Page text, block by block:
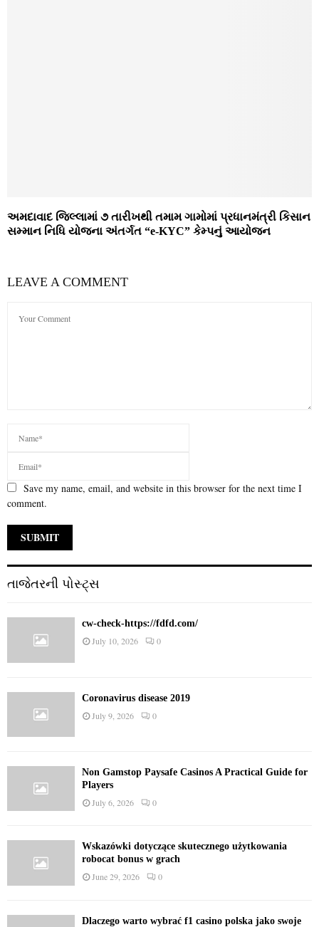
અમદાવાદ જિલ્લામાં ૭ તારીખથી તમામ ગામોમાં પ્રધાનમંત્રી કિસાન
સમ્માન નિધિ યોજના અંતર્ગત “e-KYC” કેમ્પનું આયોજન
LEAVE A COMMENT
Save my name, email, and website in this browser for the next time I
comment.
તાજેતરની પોસ્ટ્સ
cw-check-https://fdfd.com/
July 10, 2026 0
Coronavirus disease 2019
July 9, 2026 0
Non Gamstop Paysafe Casinos A Practical Guide for
Players
July 6, 2026 0
Wskazówki dotyczące skutecznego użytkowania
robocat bonus w grach
June 29, 2026 0
Dlaczego warto wybrać f1 casino polska jako swoje